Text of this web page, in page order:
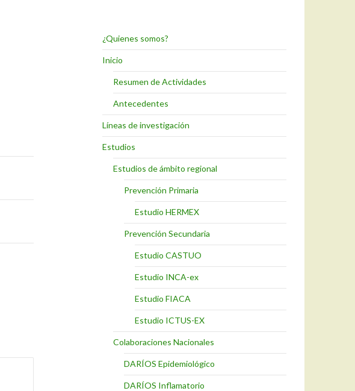
¿Quienes somos?
Inicio
Resumen de Actividades
Antecedentes
Líneas de investigación
Estudios
Estudios de ámbito regional
Prevención Primaria
Estudio HERMEX
Prevención Secundaria
Estudio CASTUO
Estudio INCA-ex
Estudio FIACA
Estudio ICTUS-EX
Colaboraciones Nacionales
DARÍOS Epidemiológico
DARÍOS Inflamatorio